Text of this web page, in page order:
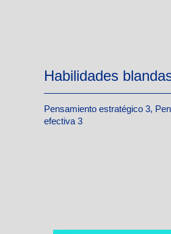
Habilidades
Pensamiento estratégico 3,
efectiva 3